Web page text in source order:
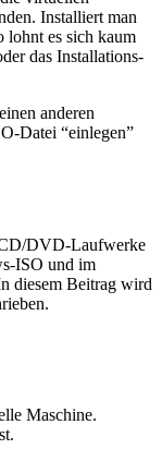
Installiert man
es sich kaum
das Installations-
anderen
Datei “einlegen”
DVD-Laufwerke
ISO und im
diesem Beitrag wird
Maschine.